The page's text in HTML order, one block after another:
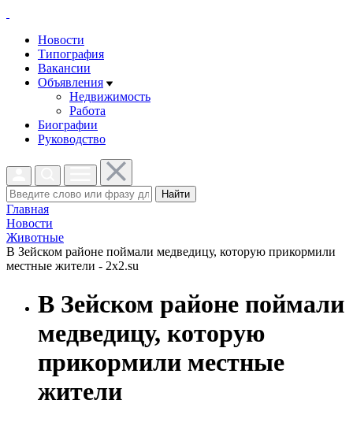
Новости
Типография
Вакансии
Объявления
Недвижимость
Работа
Биографии
Руководство
Найти
Главная
Новости
Животные
В Зейском районе поймали медведицу, которую прикормили
местные жители - 2x2.su
В Зейском районе поймали
медведицу, которую
прикормили местные
жители